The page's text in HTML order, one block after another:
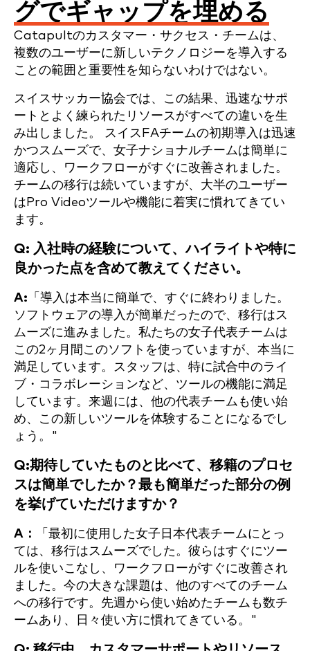
グでギャップを埋める
Catapultのカスタマー・サクセス・チームは、
複数のユーザーに新しいテクノロジーを導入する
ことの範囲と重要性を知らないわけではない。
スイスサッカー協会では、この結果、迅速なサポ
ートとよく練られたリソースがすべての違いを生
み出しました。
スイスFAチームの初期導入は迅速
かつスムーズで、女子ナショナルチームは簡単に
適応し、ワークフローがすぐに改善されました。
チームの移行は続いていますが、大半のユーザー
はPro Videoツールや機能に着実に慣れてきてい
ます。
Q: 入社時の経験について、ハイライトや特に
良かった点を含めて教えてください。
A: 「導入は本当に簡単で、すぐに終わりました。
ソフトウェアの導入が簡単だったので、移行はス
ムーズに進みました。私たちの女子代表チームは
この2ヶ月間このソフトを使っていますが、本当に
満足しています。スタッフは、特に試合中のライ
ブ・コラボレーションなど、ツールの機能に満足
しています。来週には、他の代表チームも使い始
め、この新しいツールを体験することになるでし
ょう。"
Q:期待していたものと比べて、移籍のプロセ
スは簡単でしたか？最も簡単だった部分の例
を挙げていただけますか？
A：
「最初に使用した女子日本代表チームにとっ
ては、移行はスムーズでした。彼らはすぐにツー
ルを使いこなし、ワークフローがすぐに改善され
ました。今の大きな課題は、他のすべてのチーム
への移行です。先週から使い始めたチームも数チ
ームあり、日々使い方に慣れてきている。"